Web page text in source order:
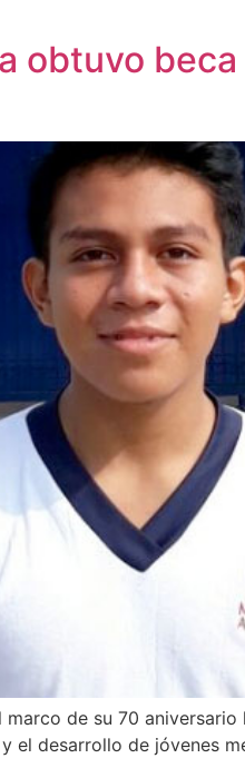
obtuvo beca
de su 70
el desarrollo de jóvenes